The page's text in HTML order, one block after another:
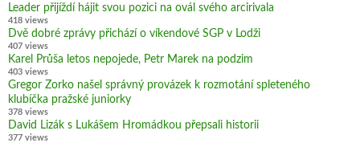
Leader přijíždí hájit svou pozici na ovál svého arcirivala
418 views
Dvě dobré zprávy přichází o víkendové SGP v Lodži
407 views
Karel Průša letos nepojede, Petr Marek na podzim
403 views
Gregor Zorko našel správný provázek k rozmotání spleteného
klubíčka pražské juniorky
378 views
David Lizák s Lukášem Hromádkou přepsali historii
377 views